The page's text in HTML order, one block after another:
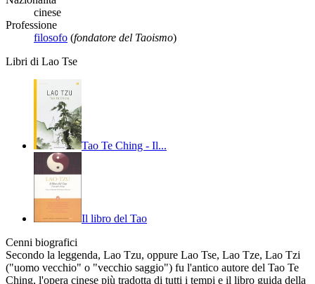
cinese
Professione
filosofo (fondatore del Taoismo)
Libri di Lao Tse
Tao Te Ching - Il...
Il libro del Tao
Cenni biografici
Secondo la leggenda, Lao Tzu, oppure Lao Tse, Lao Tze, Lao Tzi
("uomo vecchio" o "vecchio saggio") fu l'antico autore del Tao Te
Ching, l'opera cinese più tradotta di tutti i tempi e il libro guida della